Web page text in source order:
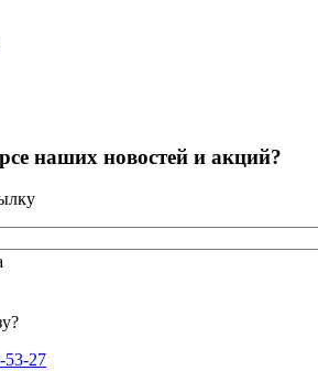
наших новостей и акций?
53-27